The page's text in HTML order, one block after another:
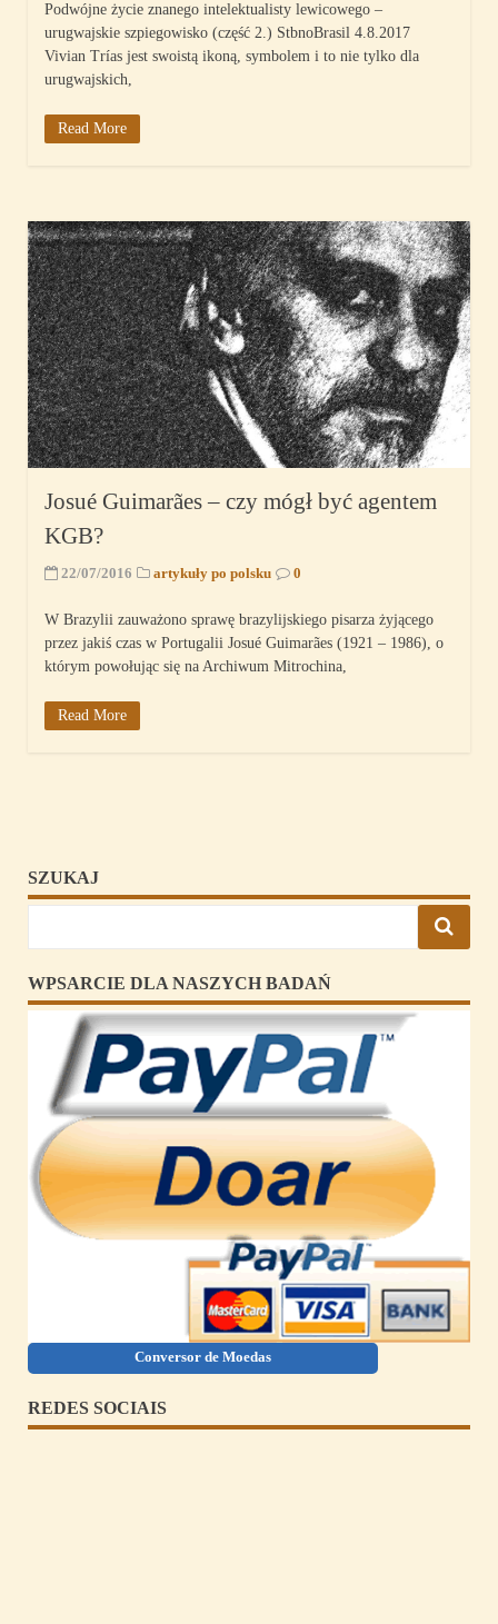
Podwójne życie znanego intelektualisty lewicowego –
urugwajskie szpiegowisko (część 2.) StbnoBrasil 4.8.2017
Vivian Trías jest swoistą ikoną, symbolem i to nie tylko dla
urugwajskich,
Read More
Josué Guimarães – czy mógł być agentem
KGB?
22/07/2016 artykuły po polsku 0
W Brazylii zauważono sprawę brazylijskiego pisarza żyjącego
przez jakiś czas w Portugalii Josué Guimarães (1921 – 1986), o
którym powołując się na Archiwum Mitrochina,
Read More
SZUKAJ
WPSARCIE DLA NASZYCH BADAŃ
Conversor de Moedas
REDES SOCIAIS